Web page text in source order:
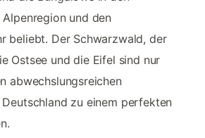
und den
beliebt. Der Schwarzwald, der
Ostsee und die Eifel sind nur
abwechslungsreichen
Deutschland zu einem perfekten